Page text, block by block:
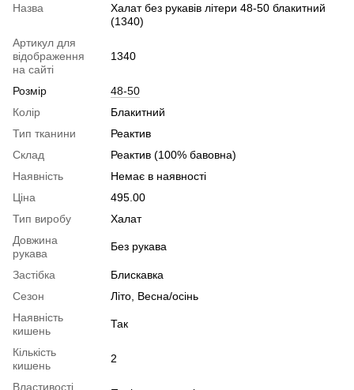
Назва
Халат без рукавів літери 48-50 блакитний
(1340)
Артикул для
відображення
на сайті
1340
Розмір
48-50
Колір
Блакитний
Тип тканини
Реактив
Склад
Реактив (100% бавовна)
Наявність
Немає в наявності
Ціна
495.00
Тип виробу
Халат
Довжина
рукава
Без рукава
Застібка
Блискавка
Сезон
Літо, Весна/осінь
Наявність
кишень
Так
Кількість
кишень
2
Властивості